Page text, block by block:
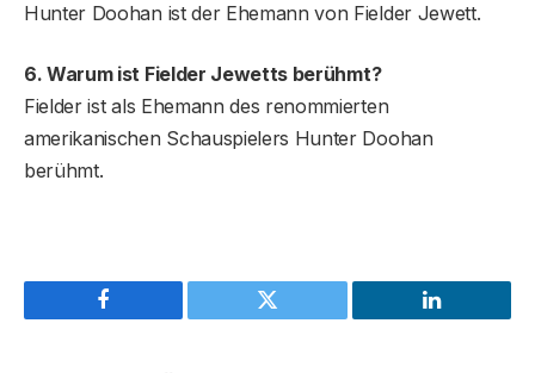
Hunter Doohan ist der Ehemann von Fielder Jewett.
6. Warum ist Fielder Jewetts berühmt?
Fielder ist als Ehemann des renommierten
amerikanischen Schauspielers Hunter Doohan
berühmt.
Facebook Twitter LinkedIn